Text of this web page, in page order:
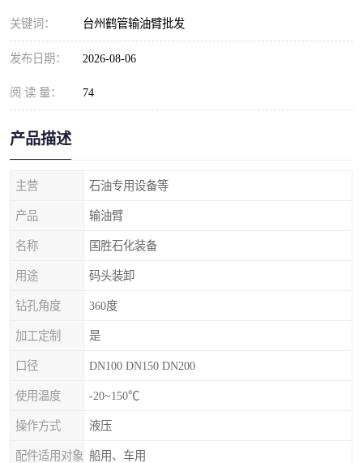
关键词： 台州鹤管输油臂批发
发布日期： 2026-08-06
阅 读 量： 74
产品描述
主营 石油专用设备等
产品 输油臂
名称 国胜石化装备
用途 码头装卸
钻孔角度 360度
加工定制 是
口径 DN100 DN150 DN200
使用温度 -20~150℃
操作方式 液压
配件适用对象 船用、车用